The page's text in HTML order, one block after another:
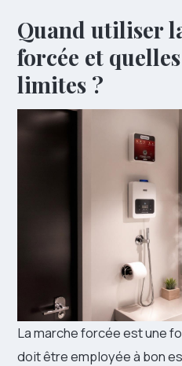
Quand utiliser
forcée et
limites ?
La marche forcée est une
doit être employée à bon